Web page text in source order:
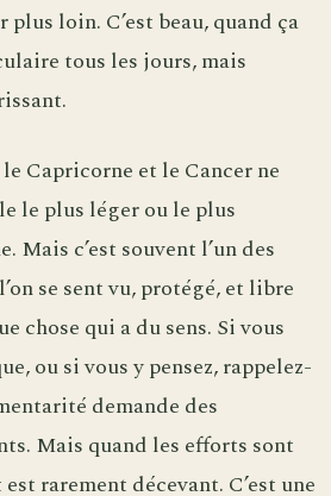
loin. C’est beau, quand ça
tous les jours, mais
Capricorne et le Cancer ne
le plus léger ou le plus
Mais c’est souvent l’un des
se sent vu, protégé, et libre
chose qui a du sens. Si vous
ou si vous y pensez, rappelez-
demande des
Mais quand les efforts sont
rarement décevant. C’est une